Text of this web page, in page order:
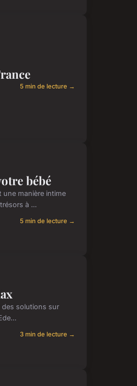
5 min de lecture →
bébé
manière intime
à ...
5 min de lecture →
des solutions sur
3 min de lecture →